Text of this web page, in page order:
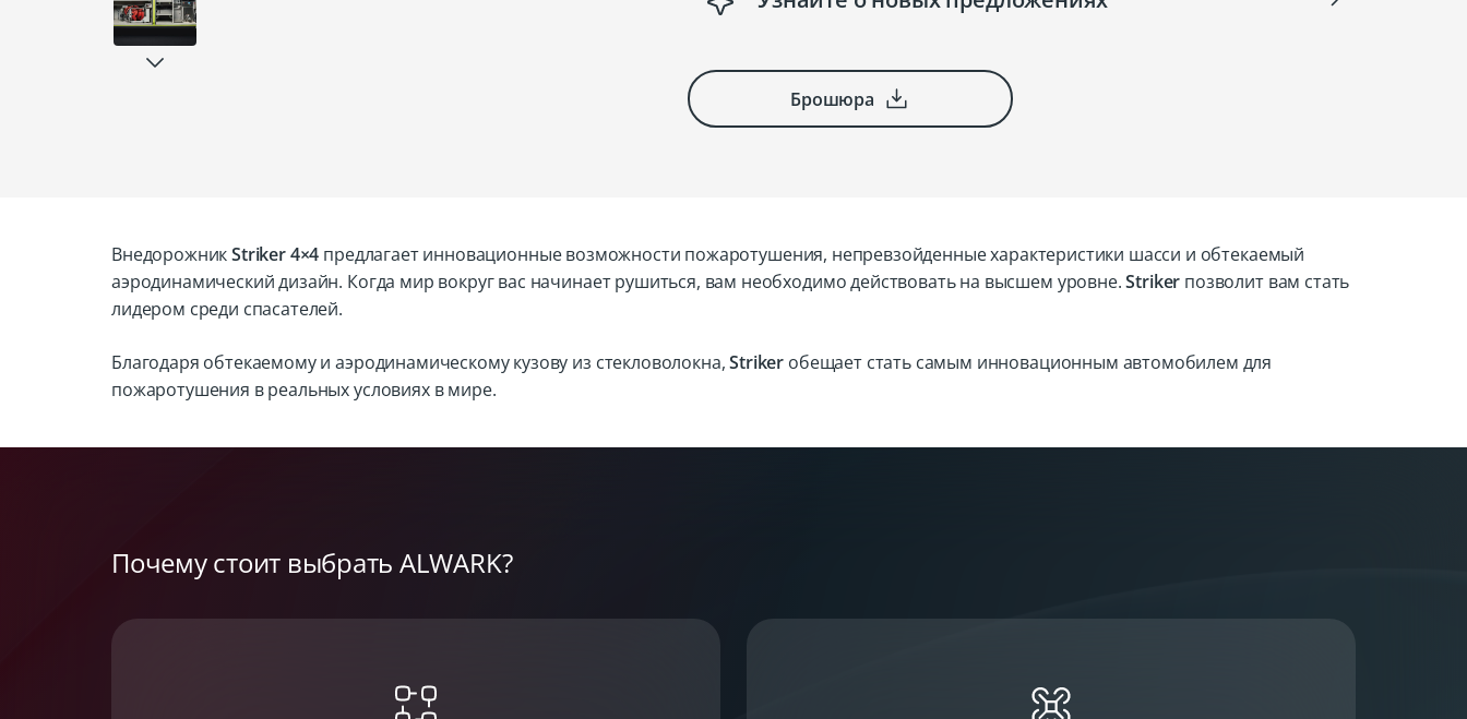
Брошюра
ВнедорожникStriker 4×4 предлагает инновационные возможности пожаротушения, непревзойденные характеристики шасси и обтекаемый
аэродинамический дизайн. Когда мир вокруг вас начинает рушиться, вам необходимо действовать на высшем уровне.Striker позволит вам стать
лидером среди спасателей.
Благодаря обтекаемому и аэродинамическому кузову из стекловолокна,Striker обещает стать самым инновационным автомобилем для
пожаротушения в реальных условиях в мире.
Почему стоит выбрать ALWARK?